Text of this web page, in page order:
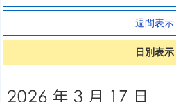
週間表示
日別表示